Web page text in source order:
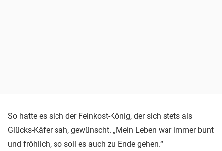
So hatte es sich der Feinkost-König, der sich stets als
Glücks-Käfer sah, gewünscht. „Mein Leben war immer bunt
und fröhlich, so soll es auch zu Ende gehen.“